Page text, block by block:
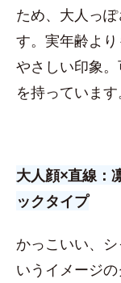
ため、大人っ
す。実年齢より
やさしい印象
を持っています
大人顔×直線：
ックタイプ
かっこいい、
いうイメージの